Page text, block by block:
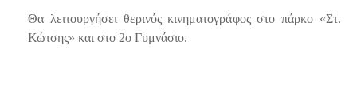
Θα λειτουργήσει θερινός κινηματογράφος στο πάρκο «Στ.
Κώτσης» και στο 2ο Γυμνάσιο.